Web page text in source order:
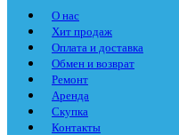
О нас
Хит продаж
Оплата и доставка
Обмен и возврат
Ремонт
Аренда
Скупка
Контакты